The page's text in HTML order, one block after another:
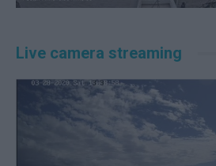
Live camera streaming